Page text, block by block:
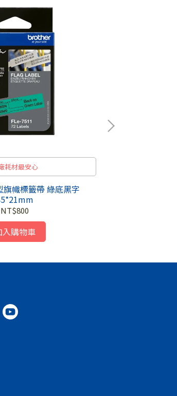
耗材最安心
旗幟標籤帶 綠底黑字
NT$800
入購物車